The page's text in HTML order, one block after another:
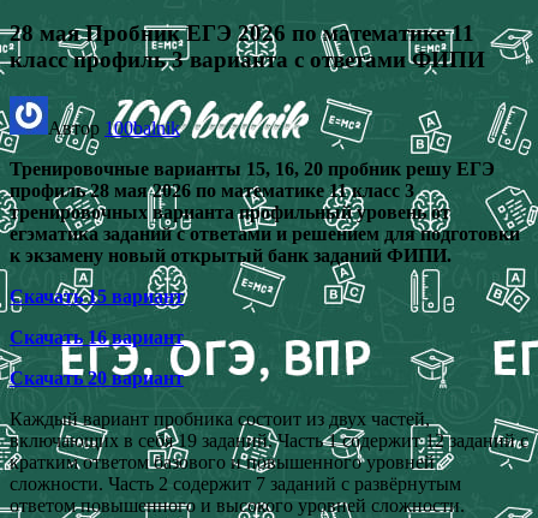
28 мая Пробник ЕГЭ 2026 по математике 11
класс профиль 3 варианта с ответами ФИПИ
Автор 100balnik
Тренировочные варианты 15, 16, 20 пробник решу ЕГЭ
профиль 28 мая 2026 по математике 11 класс 3
тренировочных варианта профильный уровень от
егэматика заданий с ответами и решением для подготовки
к экзамену новый открытый банк заданий ФИПИ.
Скачать 15 вариант
Скачать 16 вариант
Скачать 20 вариант
Каждый вариант пробника состоит из двух частей,
включающих в себя 19 заданий. Часть 1 содержит 12 заданий с
кратким ответом базового и повышенного уровней
сложности. Часть 2 содержит 7 заданий с развёрнутым
ответом повышенного и высокого уровней сложности.